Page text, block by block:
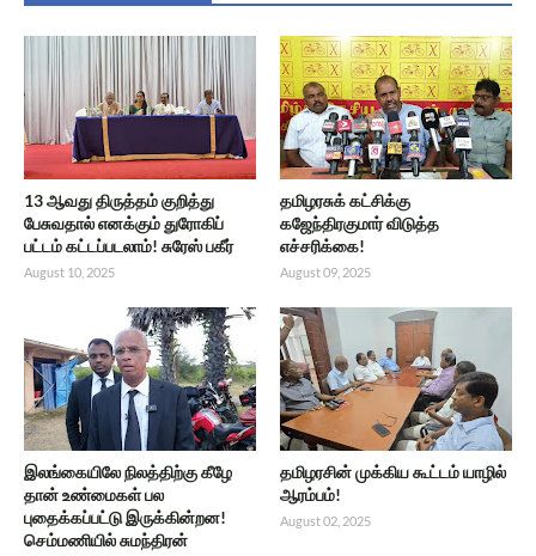
13 ஆவது திருத்தம் குறித்து
பேசுவதால் எனக்கும் துரோகிப்
பட்டம் கட்டப்படலாம்! சுரேஸ் பகீர்
August 10, 2025
தமிழரசுக் கட்சிக்கு
கஜேந்திரகுமார் விடுத்த
எச்சரிக்கை!
August 09, 2025
இலங்கையிலே நிலத்திற்கு கீழே
தான் உண்மைகள் பல
புதைக்கப்பட்டு இருக்கின்றன!
செம்மணியில் சுமந்திரன்
தமிழரசின் முக்கிய கூட்டம் யாழில்
ஆரம்பம்!
August 02, 2025